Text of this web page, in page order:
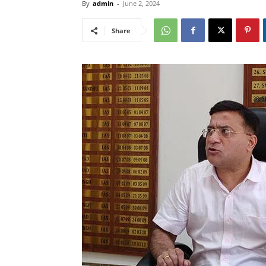
By admin - June 2, 2024
Share